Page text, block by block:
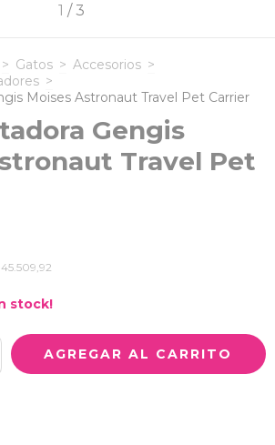
1 /3
> Gatos > Accesorios >
>
Moises Astronaut Travel Pet Carrier
Gengis
Travel Pet
stock!